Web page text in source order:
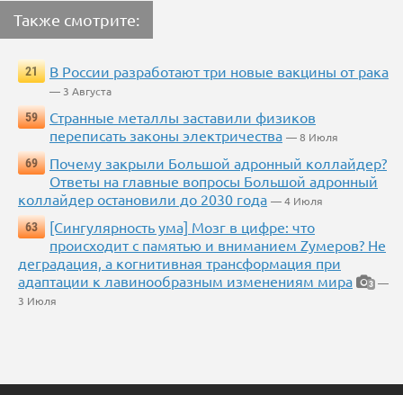
Также смотрите:
21 В России разработают три новые вакцины от рака
— 3 Августа
59
Странные металлы заставили физиков
переписать законы электричества — 8 Июля
69
Почему закрыли Большой адронный коллайдер?
Ответы на главные вопросы Большой адронный
коллайдер остановили до 2030 года — 4 Июля
63
[Сингулярность ума] Мозг в цифре: что
происходит с памятью и вниманием Zумеров? Не
деградация, а когнитивная трансформация при
адаптации к лавинообразным изменениям мира
3 —
3 Июля